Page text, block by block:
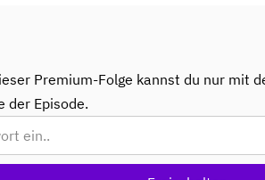
Premium-Folge kannst du nur mit
der Episode.